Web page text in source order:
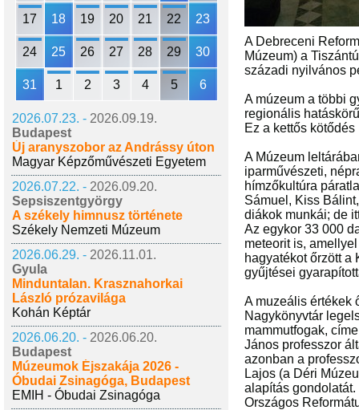
17 18 19 20 21 22 23
24 25 26 27 28 29 30
31 1 2 3 4 5 6
2026.07.23. - 2026.09.19.
Budapest
Új aranyszobor az Andrássy úton
Magyar Képzőművészeti Egyetem
2026.07.22. - 2026.09.20.
Sepsiszentgyörgy
A székely himnusz története
Székely Nemzeti Múzeum
2026.06.29. - 2026.11.01.
Gyula
Minduntalan. Krasznahorkai
László prózavilága
Kohán Képtár
2026.06.20. - 2026.06.20.
Budapest
Múzeumok Éjszakája 2026 -
Óbudai Zsinagóga, Budapest
EMIH - Óbudai Zsinagóga
A Debreceni
Múzeum) a
századi nyilvános
A múzeum a többi
regionális
Ez a kettős
A Múzeum
iparművészeti,
hímzőkultúra
Sámuel, Kiss
diákok munkái; de
Az egykor 33 000
meteorit is,
hagyatékot őrzött
gyűjtései
A muzeális értékek
Nagykönyvtár
mammutfogak,
János professzor
azonban a
Lajos (a Déri
alapítás
Országos